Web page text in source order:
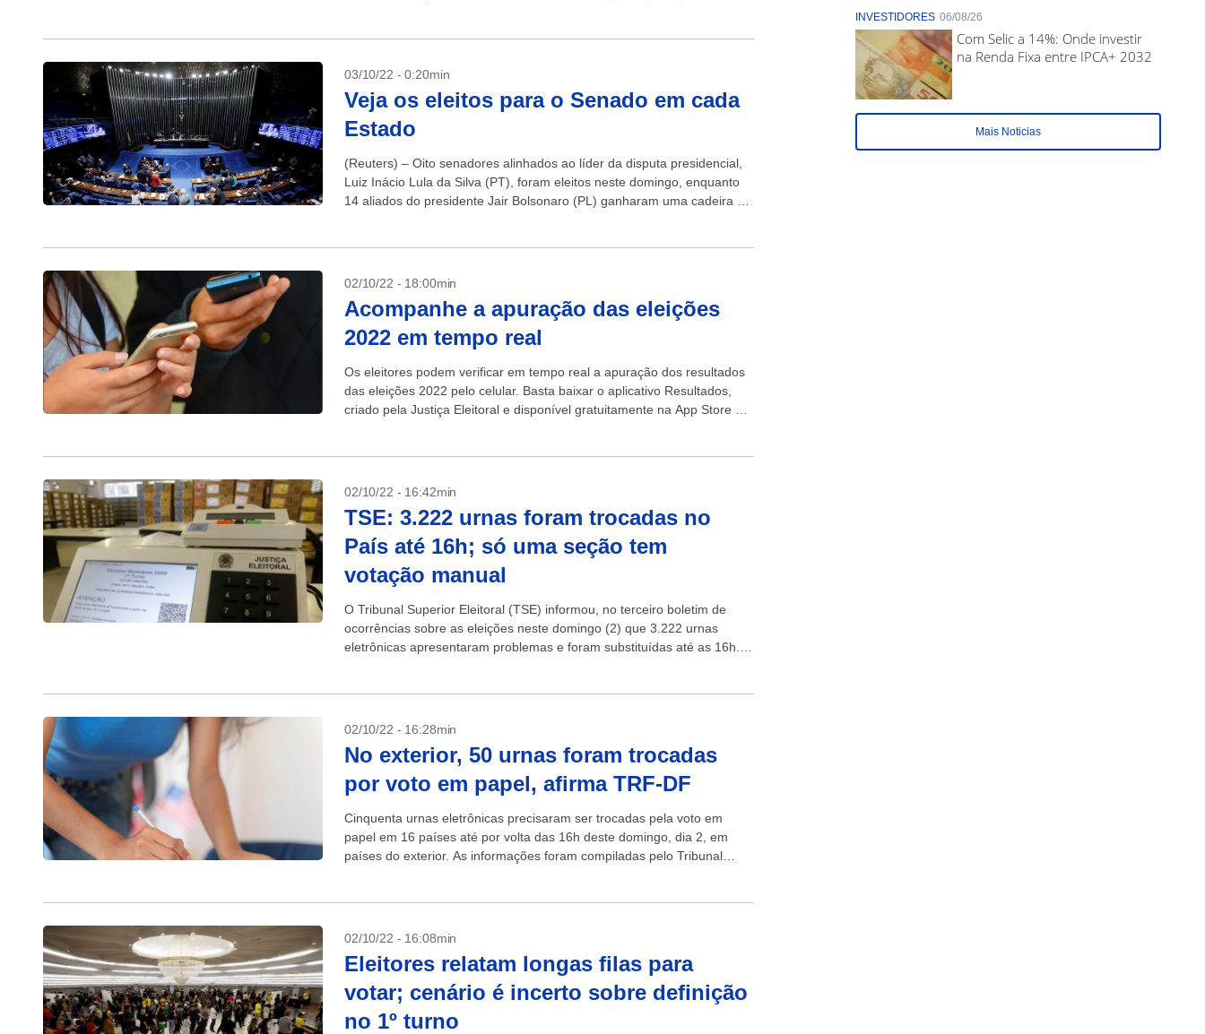
03/10/22 - 0:20min
Veja os eleitos para o Senado em cada
Estado
(Reuters) – Oito senadores alinhados ao líder da disputa presidencial,
Luiz Inácio Lula da Silva (PT), foram eleitos neste domingo, enquanto
14 aliados do presidente Jair Bolsonaro (PL) ganharam uma cadeira no
02/10/22 - 18:00min
Acompanhe a apuração das eleições
2022 em tempo real
Os eleitores podem verificar em tempo real a apuração dos resultados
das eleições 2022 pelo celular. Basta baixar o aplicativo Resultados,
criado pela Justiça Eleitoral e disponível gratuitamente na App Store e
02/10/22 - 16:42min
TSE: 3.222 urnas foram trocadas no
País até 16h; só uma seção tem
votação manual
O Tribunal Superior Eleitoral (TSE) informou, no terceiro boletim de
ocorrências sobre as eleições neste domingo (2) que 3.222 urnas
eletrônicas apresentaram problemas e foram substituídas até as 16h.
02/10/22 - 16:28min
No exterior, 50 urnas foram trocadas
por voto em papel, afirma TRF-DF
Cinquenta urnas eletrônicas precisaram ser trocadas pela voto em
papel em 16 países até por volta das 16h deste domingo, dia 2, em
países do exterior. As informações foram compiladas pelo Tribunal
02/10/22 - 16:08min
Eleitores relatam longas filas para
votar; cenário é incerto sobre definição
no 1º turno
INVESTIDORES 06/08/26
Com Selic a 14%: Onde investir
na Renda Fixa entre IPCA+ 2032
Mais Noticias